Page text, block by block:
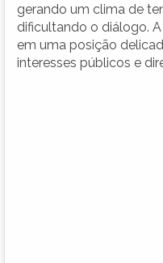
gerando um clima de
dificultando o diálogo.
em uma posição
interesses públicos e